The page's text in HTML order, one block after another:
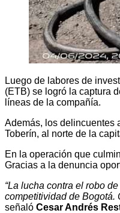
Luego de labores de
(ETB) se logró la captura
líneas de la compañía.
Además, los delincuentes
Toberín, al norte de la
En la operación que
Gracias a la denuncia
“La lucha contra el robo
competitividad de Bogotá.
señaló Cesar Andrés